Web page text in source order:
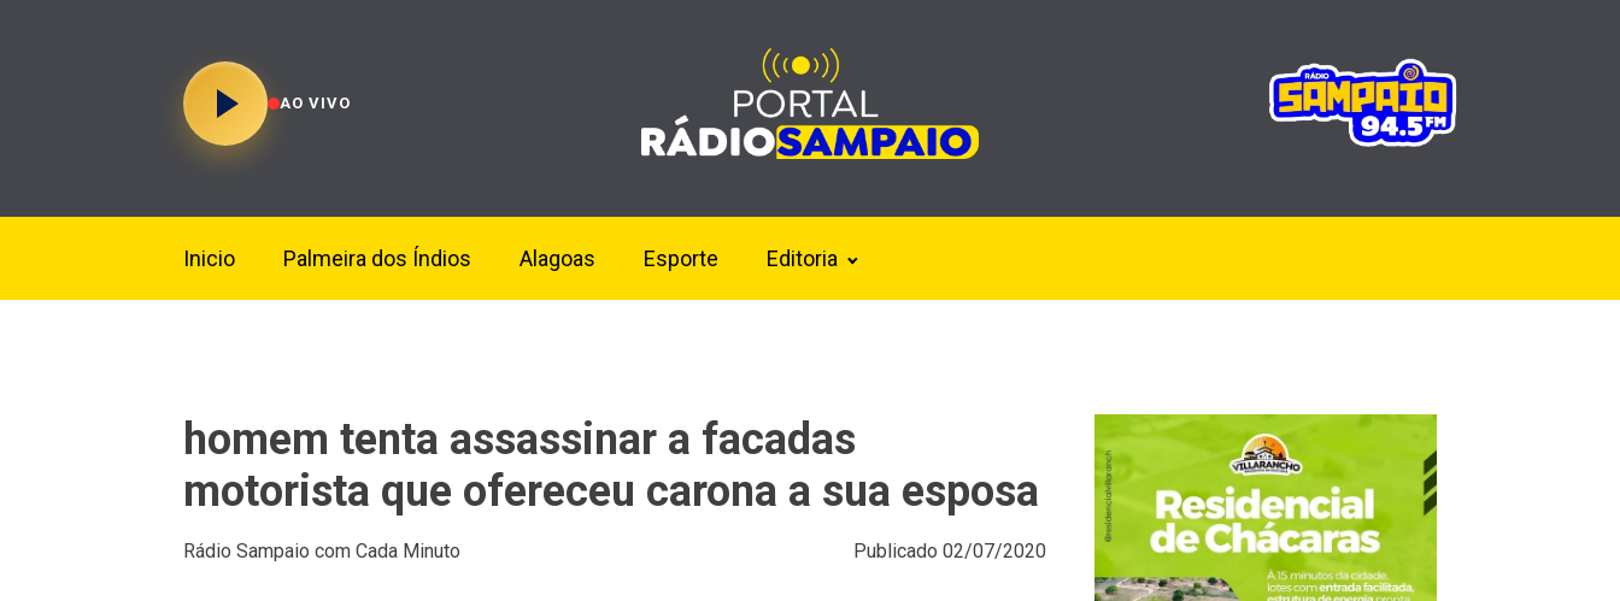
AO VIVO
Inicio Palmeira dos Índios Alagoas Esporte Editoria
homem tenta assassinar a facadas
motorista que ofereceu carona a sua esposa
Rádio Sampaio com Cada Minuto Publicado 02/07/2020